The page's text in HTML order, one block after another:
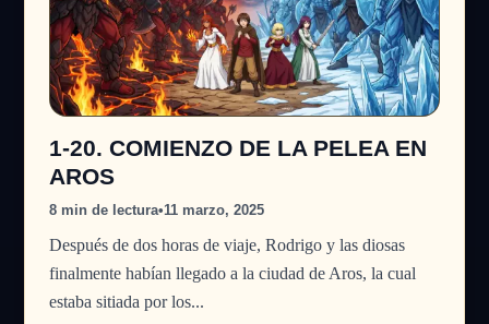
1-20. COMIENZO DE LA PELEA EN
AROS
8 min de lectura•11 marzo, 2025
Después de dos horas de viaje, Rodrigo y las diosas
finalmente habían llegado a la ciudad de Aros, la cual
estaba sitiada por los...